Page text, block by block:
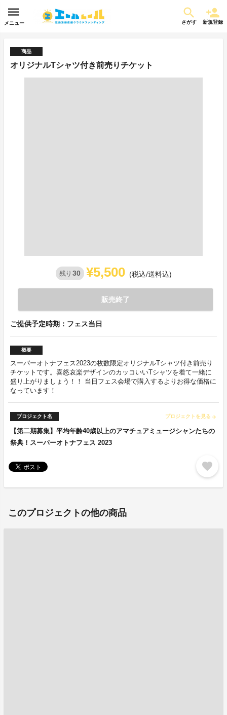
メニュー さがす 新規登録
商品
オリジナルTシャツ付き前売りチケット
残り 30 ¥5,500 (税込/送料込)
販売終了
ご提供予定時期：フェス当日
概要
スーパーオトナフェス2023の枚数限定オリジナルTシャツ付き前売り
チケットです。喜怒哀楽デザインのカッコいいTシャツを着て一緒に
盛り上がりましょう！！ 当日フェス会場で購入するよりお得な価格に
なっています！
プロジェクト名 プロジェクトを見る arrow_forward
【第二期募集】平均年齢40歳以上のアマチュアミュージシャンたちの
祭典！スーパーオトナフェス 2023
favorite
このプロジェクトの他の商品